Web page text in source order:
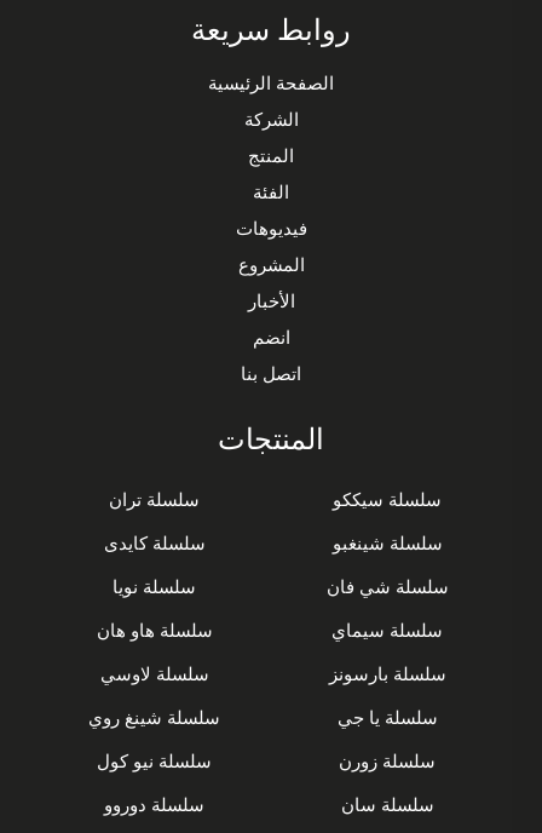
روابط سريعة
الصفحة الرئيسية
الشركة
المنتج
الفئة
فيديوهات
المشروع
الأخبار
انضم
اتصل بنا
المنتجات
سلسلة سيككو
سلسلة تران
سلسلة شينغبو
سلسلة كايدى
سلسلة شي فان
سلسلة نويا
سلسلة سيماي
سلسلة هاو هان
سلسلة بارسونز
سلسلة لاوسي
سلسلة يا جي
سلسلة شينغ روي
سلسلة زورن
سلسلة نيو كول
سلسلة سان
سلسلة دوروو